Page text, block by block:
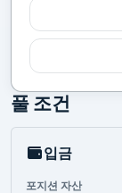
풀 조건
입금
포지션 자산